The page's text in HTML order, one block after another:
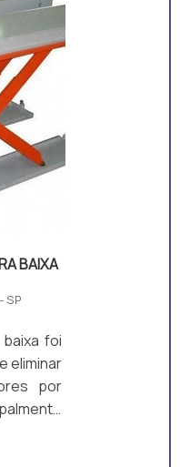
em
BAIXA
SP
foi
eliminar
por
para